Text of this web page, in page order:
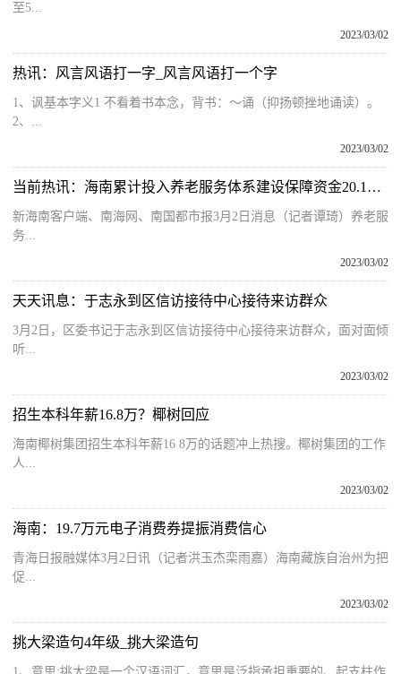
至5...
2023/03/02
热讯：风言风语打一字_风言风语打一个字
1、讽基本字义1 不看着书本念，背书：～诵（抑扬顿挫地诵读）。
2、...
2023/03/02
当前热讯：海南累计投入养老服务体系建设保障资金20.1亿元 将构建“一刻钟”居家养老服务生活圈
新海南客户端、南海网、南国都市报3月2日消息（记者谭琦）养老服
务...
2023/03/02
天天讯息：于志永到区信访接待中心接待来访群众
3月2日，区委书记于志永到区信访接待中心接待来访群众，面对面倾
听...
2023/03/02
招生本科年薪16.8万？椰树回应
海南椰树集团招生本科年薪16 8万的话题冲上热搜。椰树集团的工作
人...
2023/03/02
海南：19.7万元电子消费券提振消费信心
青海日报融媒体3月2日讯（记者洪玉杰栾雨嘉）海南藏族自治州为把
促...
2023/03/02
挑大梁造句4年级_挑大梁造句